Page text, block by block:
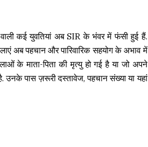
कई युवतियां अब SIR के भंवर में फंसी हुई हैं.
अब पहचान और पारिवारिक सहयोग के अभाव में
के माता-पिता की मृत्यु हो गई है या जो अपने
उनके पास ज़रूरी दस्तावेज, पहचान संख्या या यहां